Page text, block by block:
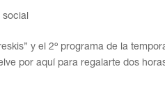
social
y el 2º programa de la
por aquí para regalarte dos